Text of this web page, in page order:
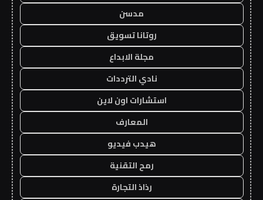
مدسن
روتانا تسويق
مجلة الابداع
نادي الترددات
استشارات اون لاين
المعارف
هيدب فيديو
رمح التقنية
رذاذ التجارة